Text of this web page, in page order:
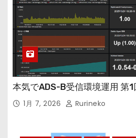
本気でADS-B受信環境運用 第
1月 7, 2026 Rurineko